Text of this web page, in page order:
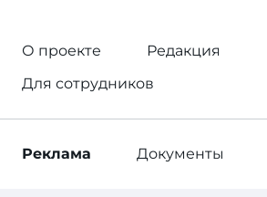
О проекте
Редакция
Для сотрудников
Реклама Документы